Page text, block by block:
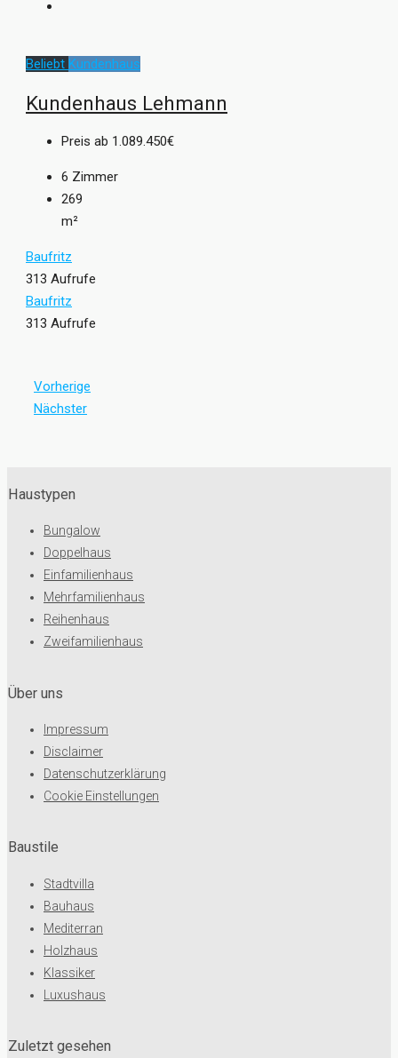
Beliebt Kundenhaus
Kundenhaus Lehmann
Preis ab 1.089.450€
6 Zimmer
269
m²
Baufritz
313 Aufrufe
Baufritz
313 Aufrufe
Vorherige
Nächster
Haustypen
Bungalow
Doppelhaus
Einfamilienhaus
Mehrfamilienhaus
Reihenhaus
Zweifamilienhaus
Baustile
Stadtvilla
Bauhaus
Mediterran
Holzhaus
Klassiker
Luxushaus
Über uns
Impressum
Disclaimer
Datenschutzerklärung
Cookie Einstellungen
Zuletzt gesehen